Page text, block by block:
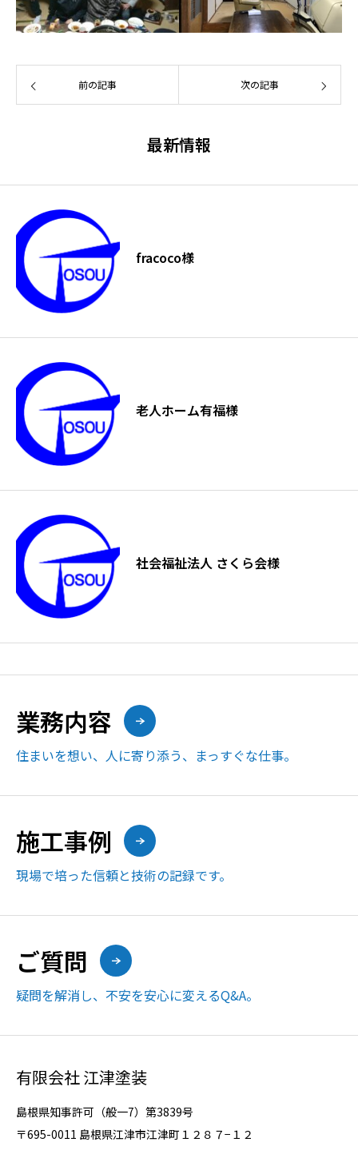
前の記事 次の記事
最新情報
fracoco様
老人ホーム有福様
社会福祉法人 さくら会様
業務内容
住まいを想い、人に寄り添う、まっすぐな仕事。
施工事例
現場で培った信頼と技術の記録です。
ご質問
疑問を解消し、不安を安心に変えるQ&A。
有限会社 江津塗装
島根県知事許可（般一7）第3839号
〒695-0011 島根県江津市江津町１２８７−１２